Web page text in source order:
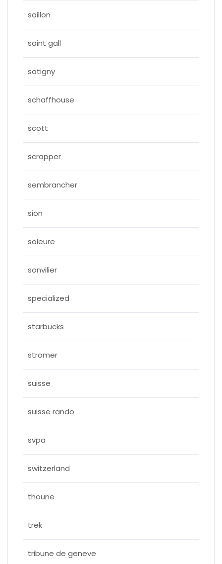
saillon
saint gall
satigny
schaffhouse
scott
scrapper
sembrancher
sion
soleure
sonvilier
specialized
starbucks
stromer
suisse
suisse rando
svpa
switzerland
thoune
trek
tribune de geneve